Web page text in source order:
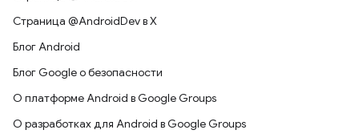
Страница @AndroidDev в X
Блог Android
Блог Google о безопасности
О платформе Android в Google Groups
О разработках для Android в Google Groups